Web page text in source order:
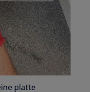
platte